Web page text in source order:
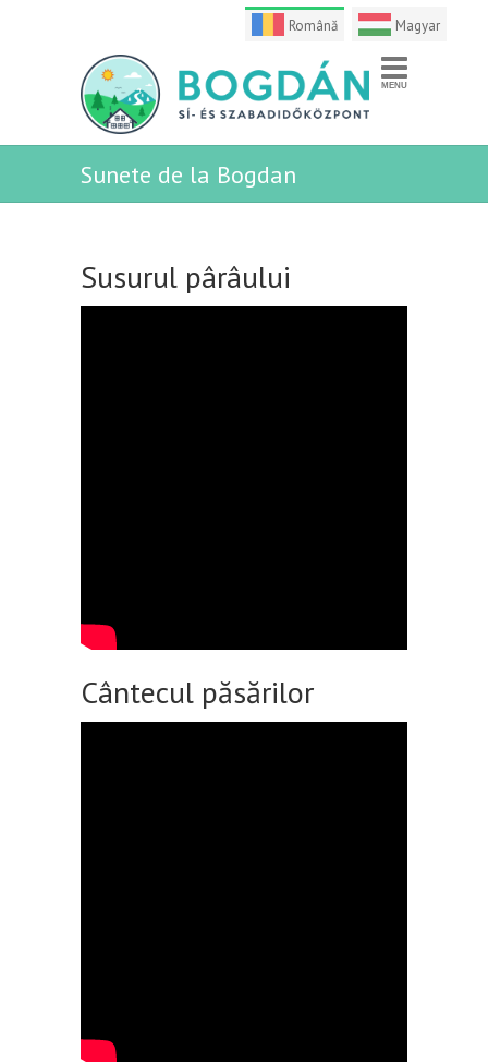
Română Magyar
Sunete de la Bogdan
Susurul pârâului
Cântecul păsărilor